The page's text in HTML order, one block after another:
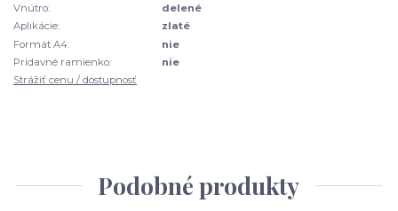
Vnútro:
delené
Aplikácie:
zlaté
Formát A4:
nie
Prídavné ramienko:
nie
Strážiť cenu / dostupnosť
Podobné produkty